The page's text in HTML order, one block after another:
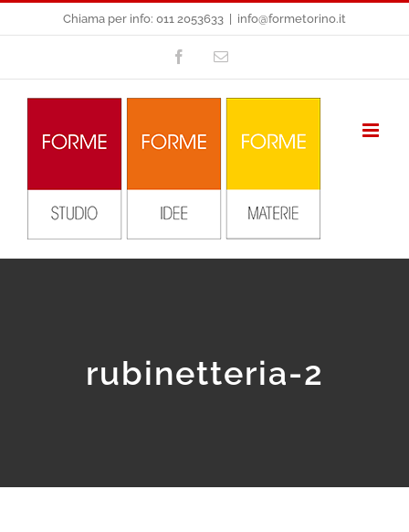
contenuto
Chiama per info: 011 2053633 info@formetorino.it
FacebookEmail
rubinetteria-2